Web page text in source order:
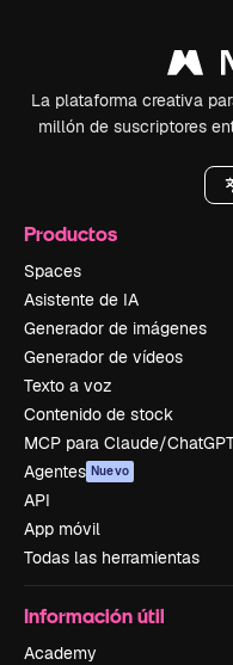
La plataforma creativa
millón de suscriptores
Productos
Spaces
Asistente de IA
Generador de imágenes
Generador de vídeos
Texto a voz
Contenido de stock
MCP para Claude/
Agentes Nuevo
API
App móvil
Todas las herramientas
Información útil
Academy